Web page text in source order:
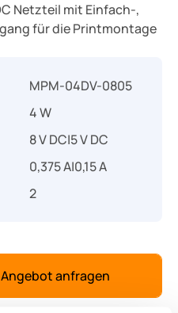
Netzteil mit Einfach-,
für die Printmontage
MPM-04DV-0805
4 W
8 V DC|5 V DC
0,375 A|0,15 A
2
gewünschten
Angebot anfragen